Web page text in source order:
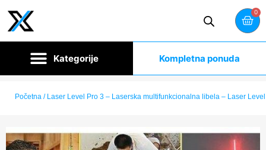
0
Kompletna ponuda
Početna / Laser Level Pro 3 – Laserska multifunkcionalna libela – Laser